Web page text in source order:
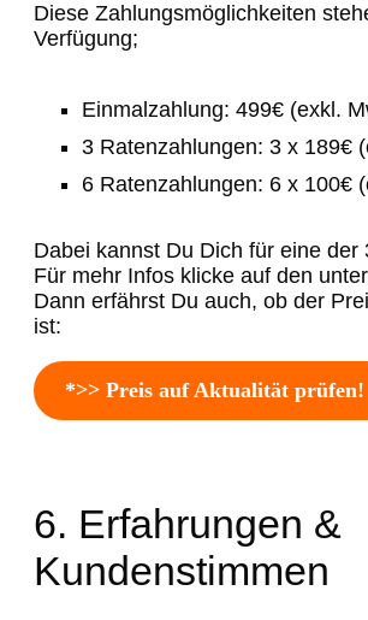
Diese Zahlungsmöglichkeiten
Verfügung;
Einmalzahlung: 499€ (exkl.
3 Ratenzahlungen: 3 x 189€
6 Ratenzahlungen: 6 x 100€
Dabei kannst Du Dich für eine der
Für mehr Infos klicke auf den
Dann erfährst Du auch, ob der
ist:
*>> Preis auf Aktualität prüfen!
6. Erfahrungen &
Kundenstimmen